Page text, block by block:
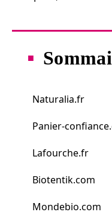
Naturalia.fr
Panier-
Lafourche.fr
Biotentik.com
Mondebio.com